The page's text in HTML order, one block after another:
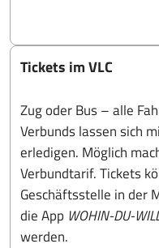
Tickets im VLC
Zug oder Bus – alle
Verbunds lassen sich
erledigen. Möglich
Verbundtarif. Tickets
Geschäftsstelle in der
die App WOHIN-DU-
werden.